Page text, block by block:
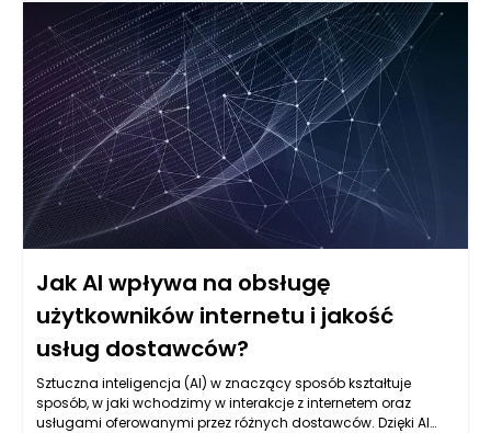
poprawić zarówno szybkość, jak i stabilność internetu, co jest z
perspektywy użytkowników niezwykle istotne. Inżynierowie
opracowujący nowe technologie sieciowe coraz częściej
korzystają z metod sztucznej inteligencji, aby poprawić
routing, zarządzanie pasmem oraz optymalizację
wydajności. W rezultacie inteligentne algorytmy mogą
przyczynić się do efektywniejszego wykorzystania dostępnych
zasobów, co z kolei przekłada się na znacznie płynniejsze
doświadczenie korzystania z internetu.
Jak AI wpływa na obsługę
użytkowników internetu i jakość
usług dostawców?
Sztuczna inteligencja (AI) w znaczący sposób kształtuje
sposób, w jaki wchodzimy w interakcje z internetem oraz
usługami oferowanymi przez różnych dostawców. Dzięki AI